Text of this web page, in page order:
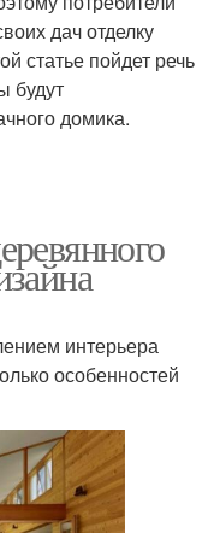
дач отделку
статье пойдет речь
будут
домика.
интерьера
особенностей